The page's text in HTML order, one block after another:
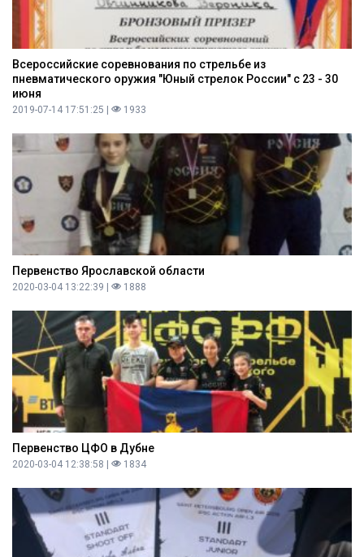
Всероссийские соревнования по стрельбе из
пневматического оружия "Юный стрелок России" с 23 - 30
июня
2019-07-14 17:51:25 | 1933
Первенство Ярославской области
2020-03-04 13:22:39 | 1888
Первенство ЦФО в Дубне
2020-03-04 12:38:58 | 1834